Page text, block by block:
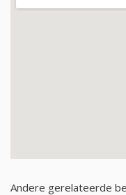
Andere gerelateerde